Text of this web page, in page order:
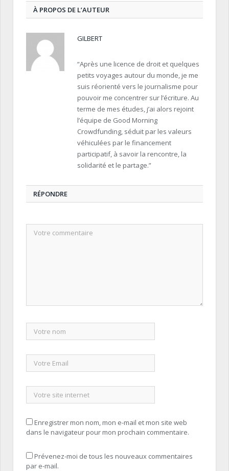
À PROPOS DE L’AUTEUR
GILBERT
“Après une licence de droit et quelques
petits voyages autour du monde, je me
suis réorienté vers le journalisme pour
pouvoir me concentrer sur l’écriture. Au
terme de mes études, j’ai alors rejoint
l’équipe de Good Morning
Crowdfunding, séduit par les valeurs
véhiculées par le financement
participatif, à savoir la rencontre, la
solidarité et le partage.”
RÉPONDRE
Enregistrer mon nom, mon e-mail et mon site web
dans le navigateur pour mon prochain commentaire.
Prévenez-moi de tous les nouveaux commentaires
par e-mail.